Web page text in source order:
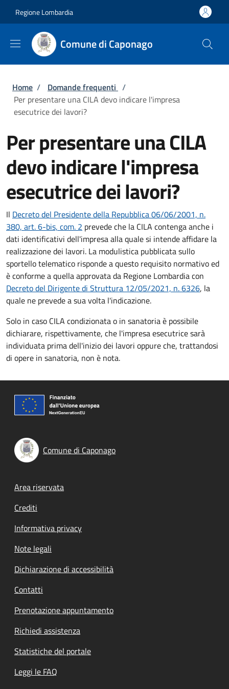
Regione Lombardia
Comune di Caponago
Briciole di pane
Home / Domande frequenti /
Per presentare una CILA devo indicare l'impresa
esecutrice dei lavori?
Per presentare una CILA
devo indicare l'impresa
esecutrice dei lavori?
Il Decreto del Presidente della Repubblica 06/06/2001, n.
380, art. 6-bis, com. 2 prevede che la CILA contenga anche i
dati identificativi dell'impresa alla quale si intende affidare la
realizzazione dei lavori. La modulistica pubblicata sullo
sportello telematico risponde a questo requisito normativo ed
è conforme a quella approvata da Regione Lombardia con
Decreto del Dirigente di Struttura 12/05/2021, n. 6326, la
quale ne prevede a sua volta l'indicazione.
Solo in caso CILA condizionata o in sanatoria è possibile
dichiarare, rispettivamente, che l'impresa esecutrice sarà
individuata prima dell'inizio dei lavori oppure che, trattandosi
di opere in sanatoria, non è nota.
Comune di Caponago
Footer menu
Area riservata
Crediti
Informativa privacy
Note legali
Dichiarazione di accessibilità
Contatti
Prenotazione appuntamento
Richiedi assistenza
Statistiche del portale
Leggi le FAQ